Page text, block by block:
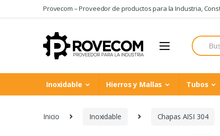
to
to
Provecom – Proveedor de productos para la Industria,
Search
for:
Inoxidable Hierros y Mallas Tubos
Inicio Inoxidable Chapas AISI 304